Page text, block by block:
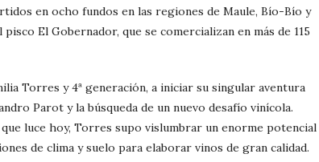
en ocho fundos en las regiones de Maule, Bío-Bío y
El Gobernador, que se comercializan en más de 115
Torres y 4ª generación, a iniciar su singular aventura
Parot y la búsqueda de un nuevo desafío vinícola.
luce hoy, Torres supo vislumbrar un enorme potencial
de clima y suelo para elaborar vinos de gran calidad.